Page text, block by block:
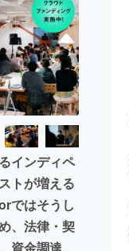
ジー・ガジェット
画
・起業
り・地域活性化
Social Good
るさと納税machi-ya
インディペ
トが増える
ではそうし
、法律・契